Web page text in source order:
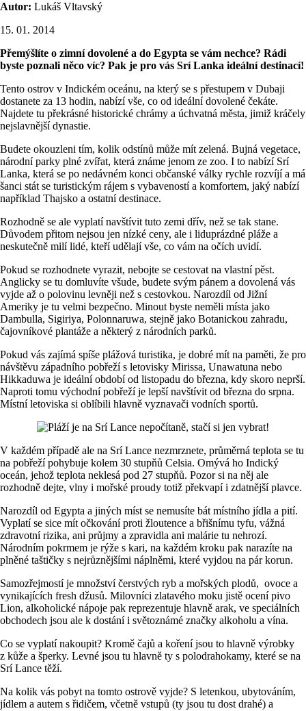
Autor: Lukáš Vltavský
15. 01. 2014
Přemýšlíte o zimní dovolené a do Egypta se vám nechce? Rádi
byste poznali něco víc? Pak je pro vás Srí Lanka ideální destinací!
Tento ostrov v Indickém oceánu, na který se s přestupem v Dubaji
dostanete za 13 hodin, nabízí vše, co od ideální dovolené čekáte.
Najdete tu překrásné historické chrámy a úchvatná města, jimiž kráčely
nejslavnější dynastie.
Budete okouzleni tím, kolik odstínů může mít zelená. Bujná vegetace,
národní parky plné zvířat, která známe jenom ze zoo. I to nabízí Srí
Lanka, která se po nedávném konci občanské války rychle rozvíjí a má
šanci stát se turistickým rájem s vybaveností a komfortem, jaký nabízí
například Thajsko a ostatní destinace.
Rozhodně se ale vyplatí navštívit tuto zemi dřív, než se tak stane.
Důvodem přitom nejsou jen nízké ceny, ale i liduprázdné pláže a
neskutečně milí lidé, kteří udělají vše, co vám na očích uvidí.
Pokud se rozhodnete vyrazit, nebojte se cestovat na vlastní pěst.
Anglicky se tu domluvíte všude, budete svým pánem a dovolená vás
vyjde až o polovinu levněji než s cestovkou. Narozdíl od Jižní
Ameriky je tu velmi bezpečno. Minout byste neměli místa jako
Dambulla, Sigiriya, Polonnaruwa, stejně jako Botanickou zahradu,
čajovníkové plantáže a některý z národních parků.
Pokud vás zajímá spíše plážová turistika, je dobré mít na paměti, že pro
návštěvu západního pobřeží s letovisky Mirissa, Unawatuna nebo
Hikkaduwa je ideální období od listopadu do března, kdy skoro neprší.
Naproti tomu východní pobřeží je lepší navštívit od března do srpna.
Místní letoviska si oblíbili hlavně vyznavači vodních sportů.
V každém případě ale na Srí Lance nezmrznete, průměrná teplota se tu
na pobřeží pohybuje kolem 30 stupňů Celsia. Omývá ho Indický
oceán, jehož teplota neklesá pod 27 stupňů. Pozor si na něj ale
rozhodně dejte, vlny i mořské proudy totiž překvapí i zdatnější plavce.
Narozdíl od Egypta a jiných míst se nemusíte bát místního jídla a pití.
Vyplatí se sice mít očkování proti žloutence a břišnímu tyfu, vážná
zdravotní rizika, ani průjmy a zpravidla ani malárie tu nehrozí.
Národním pokrmem je rýže s kari, na každém kroku pak narazíte na
plněné taštičky s nejrůznějšími náplněmi, které vyjdou na pár korun.
Samozřejmostí je množství čerstvých ryb a mořských plodů, ovoce a
vynikajících fresh džusů. Milovníci zlatavého moku jistě ocení pivo
Lion, alkoholické nápoje pak reprezentuje hlavně arak, ve speciálních
obchodech jsou ale k dostání i světoznámé značky alkoholu a vína.
Co se vyplatí nakoupit? Kromě čajů a koření jsou to hlavně výrobky
z kůže a šperky. Levné jsou tu hlavně ty s polodrahokamy, které se na
Srí Lance těží.
Na kolik vás pobyt na tomto ostrově vyjde? S letenkou, ubytováním,
jídlem a autem s řidičem, včetně vstupů (ty jsou tu dost drahé) a